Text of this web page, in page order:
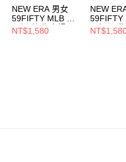
NEW ERA 男女
59FIFTY MLB 球
員帽 落磯 客場
NE70365295
NT$1,580
NEW
59FIFTY
員帽 運動